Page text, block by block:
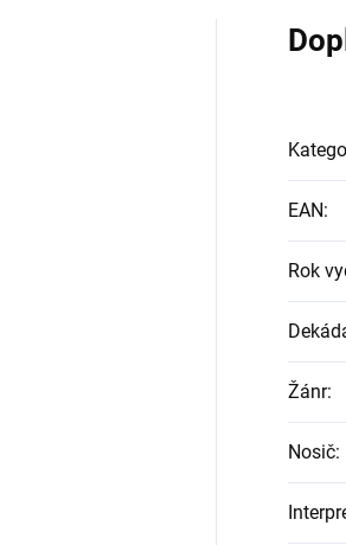
EAN:
Rok
Žánr:
Nosič: